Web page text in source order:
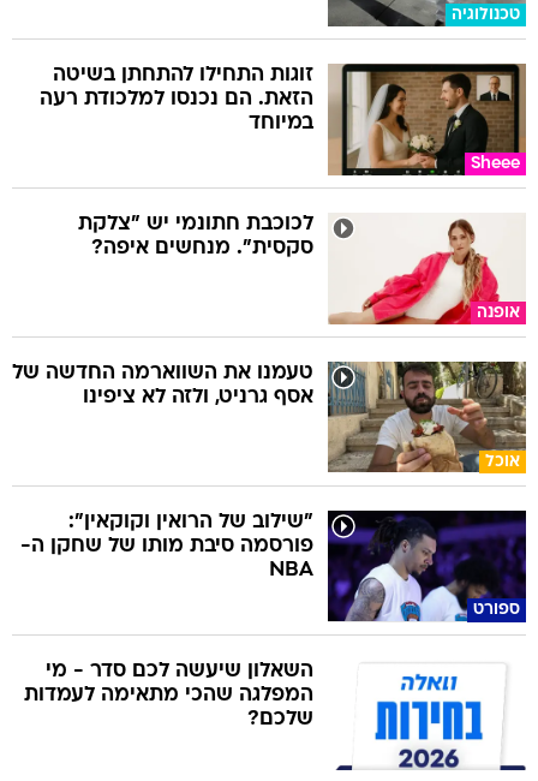
טכנולוגיה
Sheee
זוגות התחילו להתחתן בשיטה
הזאת. הם נכנסו למלכודת רעה
במיוחד
אופנה
לכוכבת חתונמי יש "צלקת
סקסית". מנחשים איפה?
אוכל
טעמנו את השווארמה החדשה של
אסף גרניט, ולזה לא ציפינו
ספורט
"שילוב של הרואין וקוקאין":
פורסמה סיבת מותו של שחקן ה-
NBA
השאלון שיעשה לכם סדר - מי
המפלגה שהכי מתאימה לעמדות
שלכם?